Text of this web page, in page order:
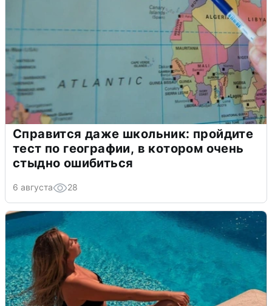
Справится даже школьник: пройдите
тест по географии, в котором очень
стыдно ошибиться
6 августа 28